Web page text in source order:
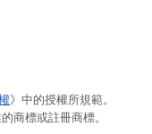
》中的授權所規範。
商標或註冊商標。